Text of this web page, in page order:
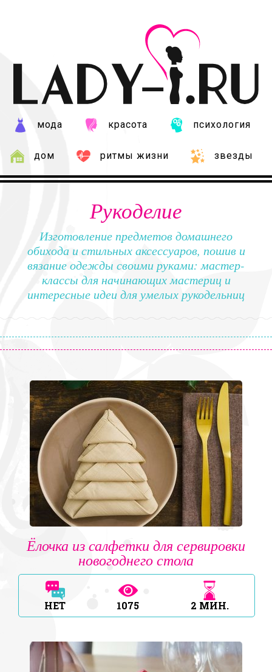
мода красота психология
дом ритмы жизни звезды
Рукоделие
Изготовление предметов домашнего
обихода и стильных аксессуаров, пошив и
вязание одежды своими руками: мастер-
классы для начинающих мастериц и
интересные идеи для умелых рукодельниц
Ёлочка из салфетки для сервировки
новогоднего стола
НЕТ 1075 2 МИН.